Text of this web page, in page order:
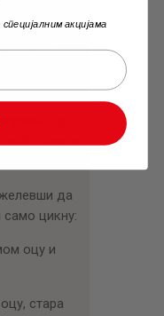
у исти
са
кућу, кад је
да
само цикну:
оцу и
стара
акцијама